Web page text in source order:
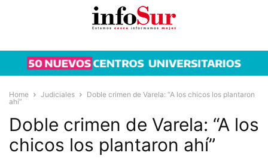
Home Judiciales
Doble crimen de Varela: “A los chicos los plantaron
ahí”
Doble crimen de Varela: “A los
chicos los plantaron ahí”